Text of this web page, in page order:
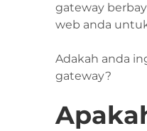
gateway
web anda
Adakah anda
gateway?